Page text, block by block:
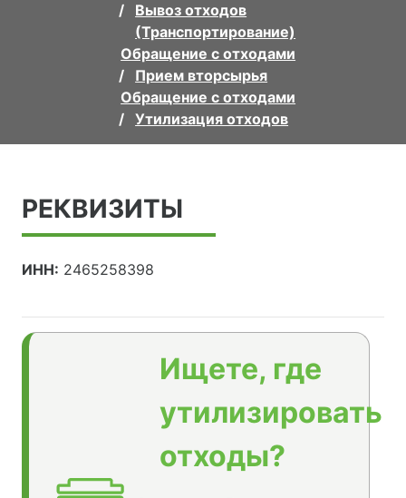
Вывоз отходов
(Транспортирование)
Обращение с отходами
Прием вторсырья
Обращение с отходами
Утилизация отходов
РЕКВИЗИТЫ
ИНН: 2465258398
Ищете, где
утилизировать
отходы?